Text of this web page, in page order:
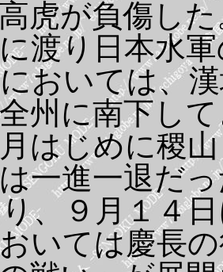
虎が負傷し
渡り日本水
おいては、
州に南下し
はじめに稷
一進一退だ
、９月１４
いては慶長